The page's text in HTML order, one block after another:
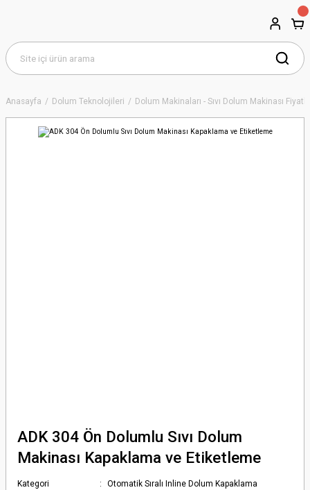
Anasayfa Dolum Teknolojileri Dolum Makinaları - Sıvı Dolum Makinası
ADK 304 Ön Dolumlu Sıvı Dolum
Makinası Kapaklama ve Etiketleme
Kategori
Otomatik Sıralı Inline Dolum Kapaklama